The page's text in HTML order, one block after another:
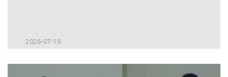
2026-07-19